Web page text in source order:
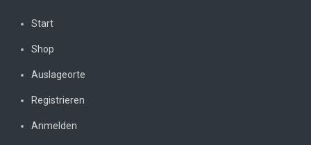
Start
Shop
Auslageorte
Registrieren
Anmelden